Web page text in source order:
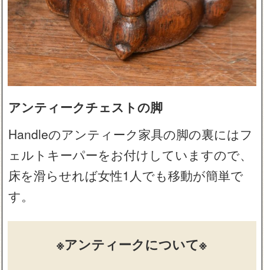
アンティークチェストの脚
Handleのアンティーク家具の脚の裏にはフ
ェルトキーパーをお付けしていますので、
床を滑らせれば女性1人でも移動が簡単で
す。
※アンティークについて※